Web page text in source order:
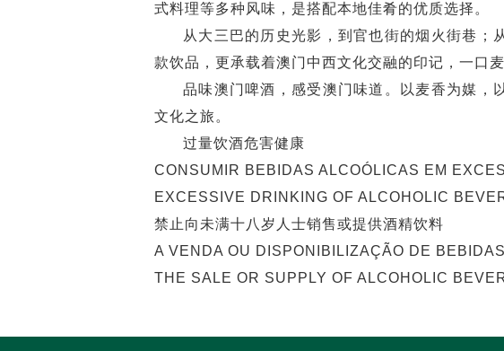
式料理等多种风味，是搭配本地佳肴的优质选择。
从大三巴的历史光影，到官也街的烟火街巷；
款饮品，更承载着澳门中西文化交融的印记，一口
品味澳门啤酒，感受澳门味道。以麦香为媒，
文化之旅。
过量饮酒危害健康
CONSUMIR BEBIDAS ALCOÓLICAS EM
EXCESSIVE DRINKING OF ALCOHOLIC
禁止向未满十八岁人士销售或提供酒精饮料
A VENDA OU DISPONIBILIZAÇÃO DE
THE SALE OR SUPPLY OF ALCOHOLIC